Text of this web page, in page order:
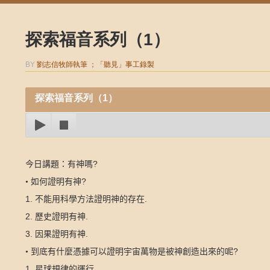
探索福音系列（1）
BY 劉志信牧師執筆 ；「聽見」事工錄製
探索福音系列（1）
今日講題：有神嗎?
• 如何證明有神?
1.
不能用科學方法證明神的存在
2.
歷史證明有神
3.
因果證明有神
• 到底有什麼憑據可以證明宇宙萬物是被神創造出來的呢?